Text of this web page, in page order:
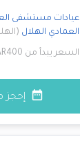
عيادات مستشفى
العمادي الهلال (
السعر يبدأ من
إحجز